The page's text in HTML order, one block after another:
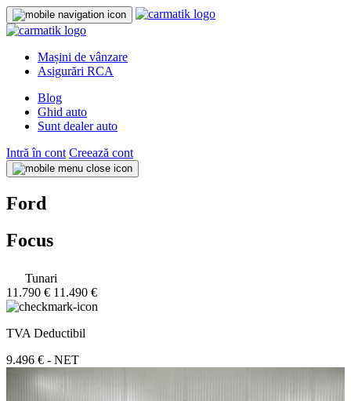
Mașini de vânzare
Asigurări RCA
Blog
Ghid auto
Sunt dealer auto
Intră în cont Creează cont
Ford
Focus
Tunari
11.790 € 11.490 €
TVA Deductibil
9.496 € - NET